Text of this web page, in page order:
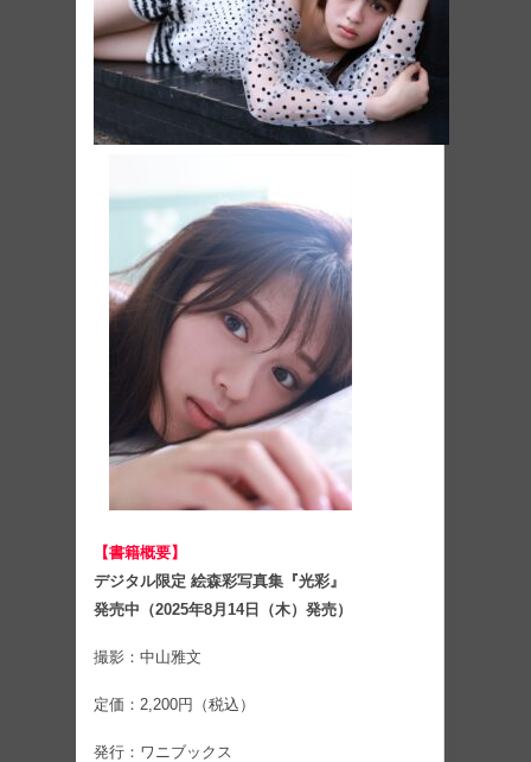
【書籍概要】
デジタル限定 絵森彩写真集『光彩』
発売中（2025年8月14日（木）発売）
撮影：中山雅文
定価：2,200円（税込）
発行：ワニブックス